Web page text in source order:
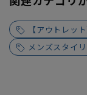
【アウトレッ
メンズスタイ